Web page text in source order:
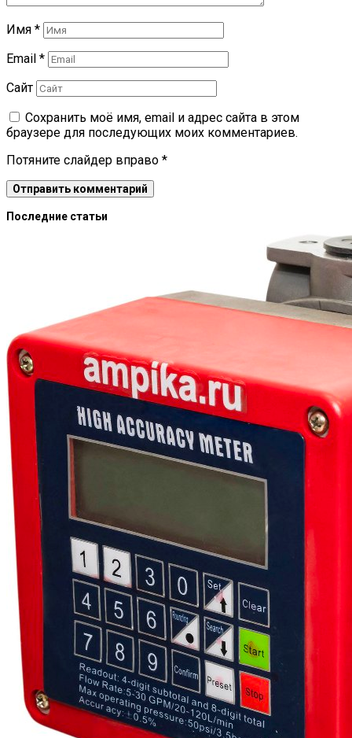
Имя *
Email *
Сайт
Сохранить моё имя, email и адрес сайта в этом
браузере для последующих моих комментариев.
Потяните слайдер вправо *
Последние статьи